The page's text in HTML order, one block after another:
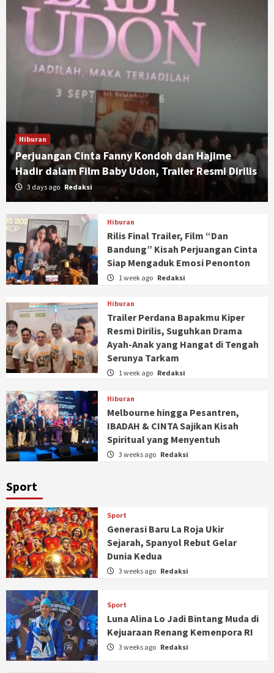
Hiburan
Perjuangan Cinta Fanny Kondoh dan Hajime
Hadir dalam Film Baby Udon, Trailer Resmi Dirilis
3 days ago Redaksi
Hiburan
Rilis Final Trailer, Film “Dan
Bandung” Kisah Perjuangan Cinta
Siap Mengaduk Emosi Penonton
1 week ago Redaksi
Hiburan
Trailer Perdana Bapakmu Kiper
Resmi Dirilis, Suguhkan Drama
Ayah-Anak yang Hangat di Tengah
Serunya Tarkam
1 week ago Redaksi
Hiburan
Melbourne hingga Pesantren,
IBADAH & CINTA Sajikan Kisah
Spiritual yang Menyentuh
3 weeks ago Redaksi
Sport
Sport
Generasi Baru La Roja Ukir
Sejarah, Spanyol Rebut Gelar
Dunia Kedua
3 weeks ago Redaksi
Sport
Luna Alina Lo Jadi Bintang Muda di
Kejuaraan Renang Kemenpora RI
3 weeks ago Redaksi